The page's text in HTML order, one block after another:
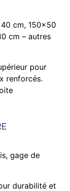
cm, 150×50
cm – autres
pour
renforcés.
gage de
durabilité et